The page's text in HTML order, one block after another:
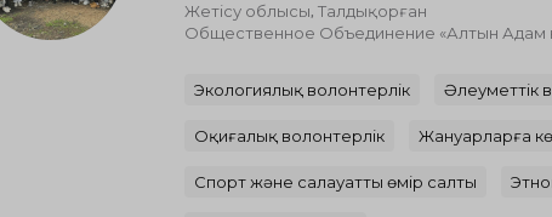
Жетісу облысы, Талдықорған
Общественное Объединение «Алтын Адам
Экологиялық волонтерлік Әлеуметтік
Оқиғалық волонтерлік Жануарларға
Спорт және салауатты өмір салты